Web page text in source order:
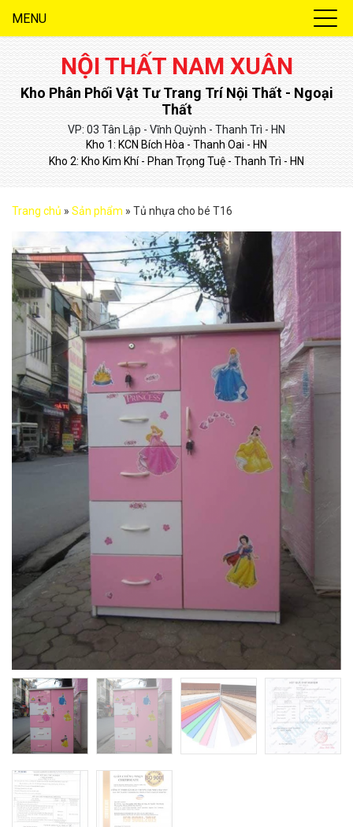
MENU
NỘI THẤT NAM XUÂN
Kho Phân Phối Vật Tư Trang Trí Nội Thất - Ngoại
Thất
VP: 03 Tân Lập - Vĩnh Quỳnh - Thanh Trì - HN
Kho 1: KCN Bích Hòa - Thanh Oai - HN
Kho 2: Kho Kim Khí - Phan Trọng Tuệ - Thanh Trì - HN
Trang chủ » Sản phẩm » Tủ nhựa cho bé T16